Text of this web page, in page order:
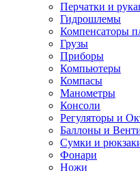
Перчатки и
Гидрошлемы
Компенсаторы
Грузы
Приборы
Компьютеры
Компасы
Манометры
Консоли
Регуляторы и
Баллоны и
Сумки и
Фонари
Ножи